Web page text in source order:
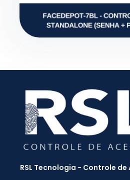
RSL Tecnologia - Controle de